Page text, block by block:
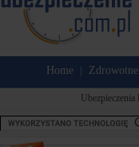
Home Zdrowotne
Ubezpieczenia